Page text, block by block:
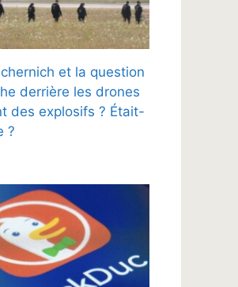
et la question
derrière les drones
des explosifs ? Était-
?